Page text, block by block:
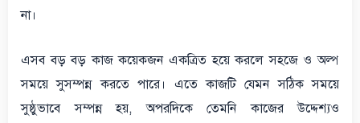
না।
এসব বড় বড় কাজ কয়েকজন একত্রিত হয়ে করলে সহজে ও অল্প
সময়ে সুসম্পন্ন করতে পারে। এতে কাজটি যেমন সঠিক সময়ে
সুষ্ঠুভাবে সম্পন্ন হয়, অপরদিকে তেমনি কাজের উদ্দেশ্যও